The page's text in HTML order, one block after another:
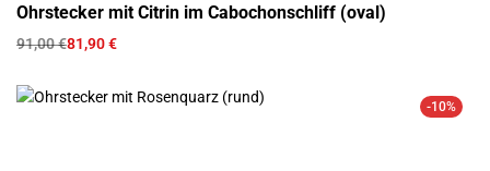
Ohrstecker mit Citrin im Cabochonschliff (oval)
91,00€81,90€
-10%